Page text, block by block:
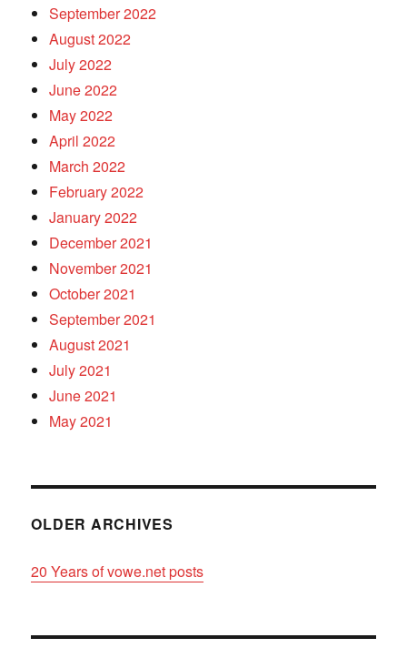
September 2022
August 2022
July 2022
June 2022
May 2022
April 2022
March 2022
February 2022
January 2022
December 2021
November 2021
October 2021
September 2021
August 2021
July 2021
June 2021
May 2021
OLDER ARCHIVES
20 Years of vowe.net posts